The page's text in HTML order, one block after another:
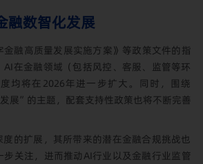
融数智化发展
金融高质量发展实施方案》等政策文件的指
AI在金融领域（包括风控、客服、监管等环
均将在2026年进一步扩大。同时，围绕
展”的主题，配套支持性政策也将不断完善
度的扩展，其所带来的潜在金融合规挑战也
步关注，进而推动AI行业以及金融行业监管